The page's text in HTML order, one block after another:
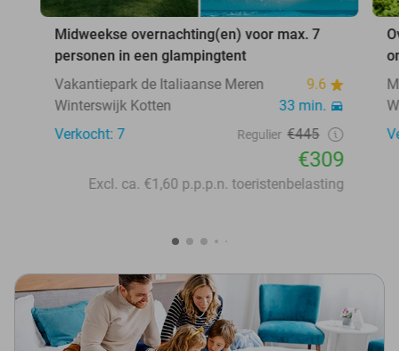
Midweekse overnachting(en) voor max. 7
personen in een glampingtent
Vakantiepark de Italiaanse Meren
9.6
Winterswijk Kotten
33 min.
Verkocht: 7
Regulier €445
€309
Excl. ca. €1,60 p.p.p.n. toeristenbelasting